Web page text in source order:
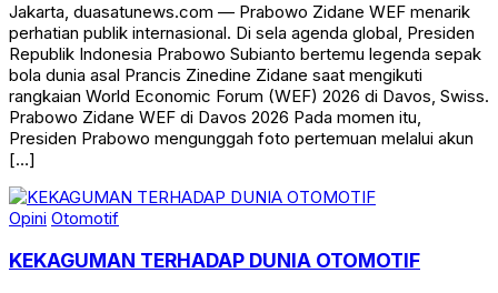
Jakarta, duasatunews.com — Prabowo Zidane WEF menarik
perhatian publik internasional. Di sela agenda global, Presiden
Republik Indonesia Prabowo Subianto bertemu legenda sepak
bola dunia asal Prancis Zinedine Zidane saat mengikuti
rangkaian World Economic Forum (WEF) 2026 di Davos, Swiss.
Prabowo Zidane WEF di Davos 2026 Pada momen itu,
Presiden Prabowo mengunggah foto pertemuan melalui akun
[…]
Opini Otomotif
KEKAGUMAN TERHADAP DUNIA OTOMOTIF